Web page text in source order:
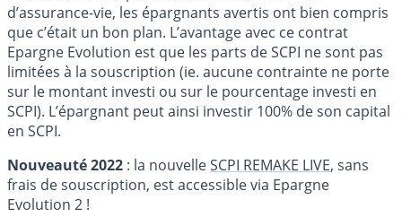
d’assurance-vie, les épargnants avertis ont bien compris
que c’était un bon plan. L’avantage avec ce contrat
Epargne Evolution est que les parts de SCPI ne sont pas
limitées à la souscription (ie. aucune contrainte ne porte
sur le montant investi ou sur le pourcentage investi en
SCPI). L’épargnant peut ainsi investir 100% de son capital
en SCPI.
Nouveauté 2022 : la nouvelleSCPI REMAKE LIVE, sans
frais de souscription, est accessible via Epargne
Evolution 2 !